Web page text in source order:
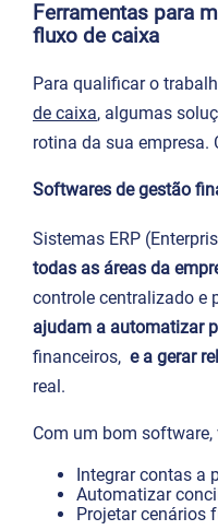
Ferramentas para
fluxo de caixa
Para qualificar o
de caixa, algumas
rotina da sua empresa.
Softwares de gestão
Sistemas ERP
todas as áreas da
controle centralizado e
ajudam a automatizar
financeiros, e a gerar
real.
Com um bom software,
Integrar contas a
Automatizar
Projetar cenários